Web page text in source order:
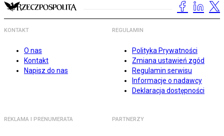
KONTAKT
O nas
Kontakt
Napisz do nas
REGULAMIN
Polityka Prywatności
Zmiana ustawień zgód
Regulamin serwisu
Informacje o nadawcy
Deklaracja dostępności
REKLAMA I PRENUMERATA PARTNERZY